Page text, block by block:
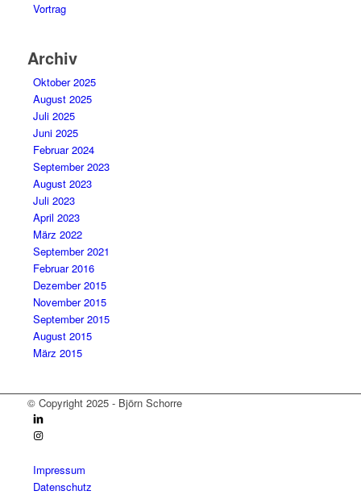
Vortrag
Archiv
Oktober 2025
August 2025
Juli 2025
Juni 2025
Februar 2024
September 2023
August 2023
Juli 2023
April 2023
März 2022
September 2021
Februar 2016
Dezember 2015
November 2015
September 2015
August 2015
März 2015
© Copyright 2025 - Björn Schorre
Impressum
Datenschutz